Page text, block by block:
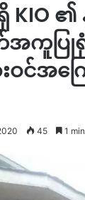
ရှိ KIO
ကူပြု
ဝင်အကြ
45 1